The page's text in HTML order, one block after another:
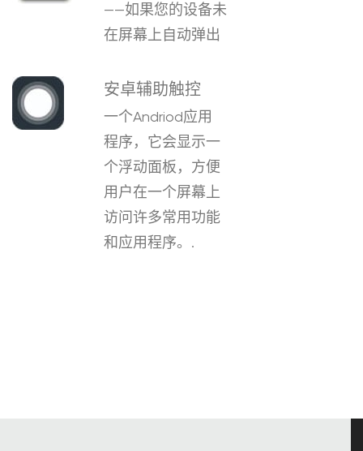
——如果您的设备未
在屏幕上自动弹出
安卓辅助触控
一个Andriod应用
程序，它会显示一
个浮动面板，方便
用户在一个屏幕上
访问许多常用功能
和应用程序。.